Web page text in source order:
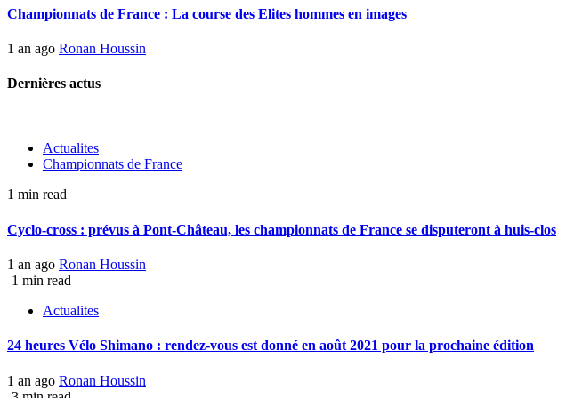
Championnats de France : La course des Elites hommes en images
1 an ago Ronan Houssin
Dernières actus
Actualites
Championnats de France
1 min read
Cyclo-cross : prévus à Pont-Château, les championnats de France se disputeront à huis-clos
1 an ago Ronan Houssin
1 min read
Actualites
24 heures Vélo Shimano : rendez-vous est donné en août 2021 pour la prochaine édition
1 an ago Ronan Houssin